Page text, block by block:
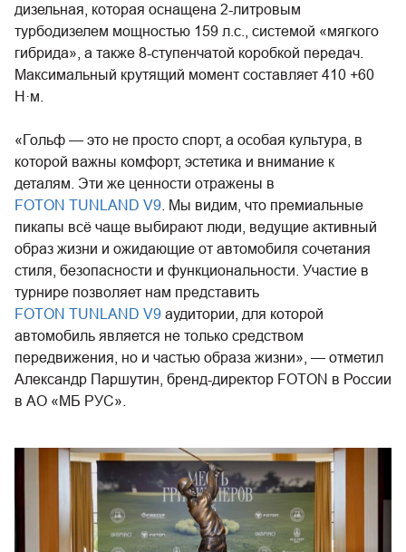
дизельная, которая оснащена 2-литровым
турбодизелем мощностью 159 л.с., системой «мягкого
гибрида», а также 8-ступенчатой коробкой передач.
Максимальный крутящий момент составляет 410 +60
Н·м.
«Гольф — это не просто спорт, а особая культура, в
которой важны комфорт, эстетика и внимание к
деталям. Эти же ценности отражены в
FOTON TUNLAND V9 . Мы видим, что премиальные
пикапы всё чаще выбирают люди, ведущие активный
образ жизни и ожидающие от автомобиля сочетания
стиля, безопасности и функциональности. Участие в
турнире позволяет нам представить
FOTON TUNLAND V9 аудитории, для которой
автомобиль является не только средством
передвижения, но и частью образа жизни», — отметил
Александр Паршутин, бренд-директор FOTON в России
в АО «МБ РУС».